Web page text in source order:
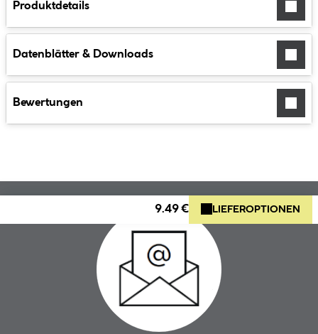
Produktdetails
Datenblätter & Downloads
Bewertungen
9.49 € LIEFEROPTIONEN